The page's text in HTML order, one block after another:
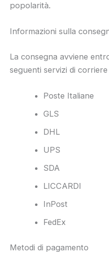
popolarità.
Informazioni sulla
La consegna avviene
seguenti servizi di corriere
Poste Italiane
GLS
DHL
UPS
SDA
LICCARDI
InPost
FedEx
Metodi di pagamento